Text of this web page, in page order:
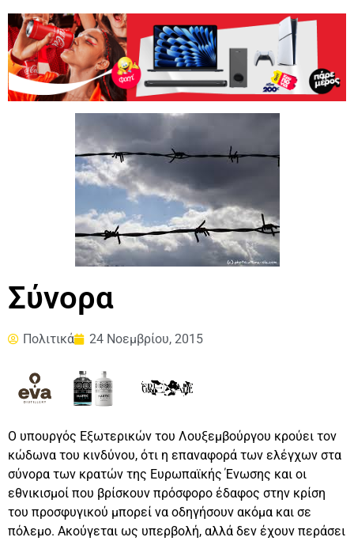
Σύνορα
Πολιτικά 24 Νοεμβρίου, 2015
Ο υπουργός Εξωτερικών του Λουξεμβούργου κρούει τον
κώδωνα του κινδύνου, ότι η επαναφορά των ελέγχων στα
σύνορα των κρατών της Ευρωπαϊκής Ένωσης και οι
εθνικισμοί που βρίσκουν πρόσφορο έδαφος στην κρίση
του προσφυγικού μπορεί να οδηγήσουν ακόμα και σε
πόλεμο. Ακούγεται ως υπερβολή, αλλά δεν έχουν περάσει